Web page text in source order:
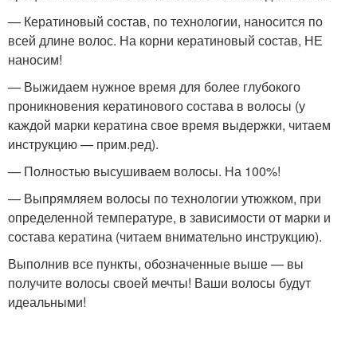
— Кератиновый состав, по технологии, наносится по
всей длине волос. На корни кератиновый состав, НЕ
наносим!
— Выжидаем нужное время для более глубокого
проникновения кератинового состава в волосы (у
каждой марки кератина свое время выдержки, читаем
инструкцию — прим.ред).
— Полностью высушиваем волосы. На 100%!
— Выпрямляем волосы по технологии утюжком, при
определенной температуре, в зависимости от марки и
состава кератина (читаем внимательно инструкцию).
Выполнив все пункты, обозначенные выше — вы
получите волосы своей мечты! Ваши волосы будут
идеальными!